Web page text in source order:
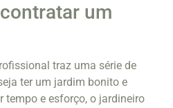
um
traz uma série de
ter um jardim bonito e
tempo e esforço, o jardineiro